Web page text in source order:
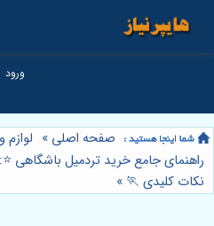
صفحه اصلی »
راهنمای جامع خرید تردمیل باشگاهی
نکات کلیدی 🏃 »